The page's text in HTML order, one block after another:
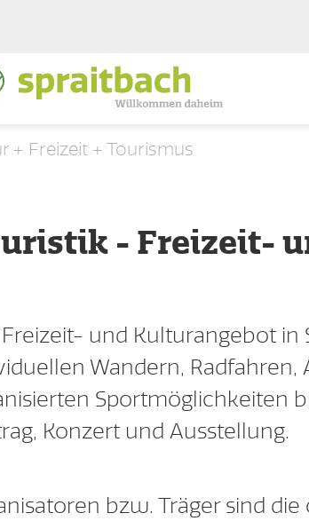
+ Freizeit + Tourismus
- Freizeit-
Freizeit- und Kulturangebot in
Wandern,
Sportmöglichkeiten
Konzert und Ausstellung.
bzw. Träger sind